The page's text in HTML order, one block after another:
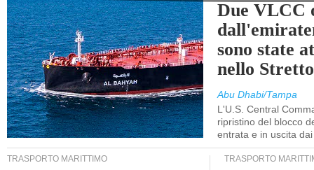
Due VLCC
sono state
nello
Abu Dhabi/Tampa
L'U.S. Central
ripristino del blocco
entrata e in uscita
TRASPORTO MARITTIMO TRASPORTO